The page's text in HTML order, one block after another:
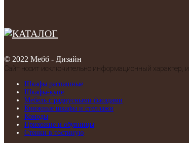
© 2022 Мебб - Дизайн
Сайт носит исключительно информационный характер, и
Шкафы распашные
Шкафы-купе
Мебель с радиусными фасадами
Книжные шкафы и стеллажи
Комоды
Прихожие и обувницы
Стенки в гостиную